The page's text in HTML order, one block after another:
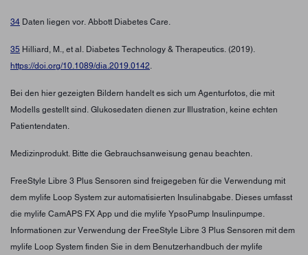
34 Daten liegen vor. Abbott Diabetes Care.
35 Hilliard, M., et al. Diabetes Technology & Therapeutics. (2019).
https://doi.org/10.1089/dia.2019.0142.
Bei den hier gezeigten Bildern handelt es sich um Agenturfotos, die mit
Modells gestellt sind. Glukosedaten dienen zur Illustration, keine echten
Patientendaten.
Medizinprodukt. Bitte die Gebrauchsanweisung genau beachten.
FreeStyle Libre 3 Plus Sensoren sind freigegeben für die Verwendung mit
dem mylife Loop System zur automatisierten Insulinabgabe. Dieses umfasst
die mylife CamAPS FX App und die mylife YpsoPump Insulinpumpe.
Informationen zur Verwendung der FreeStyle Libre 3 Plus Sensoren mit dem
mylife Loop System finden Sie in dem Benutzerhandbuch der mylife